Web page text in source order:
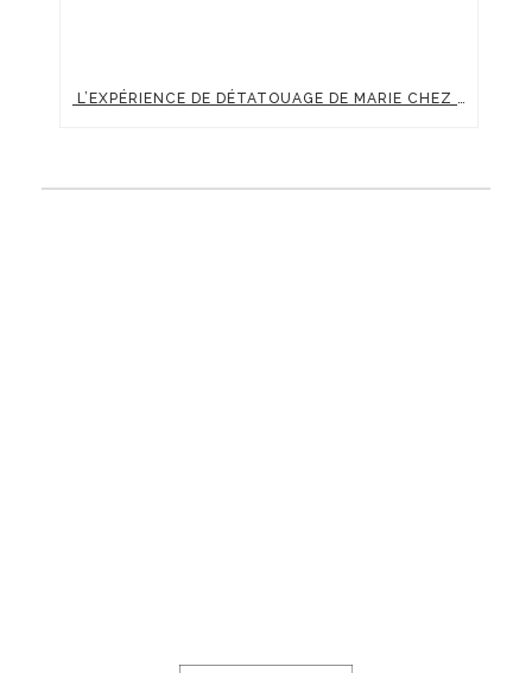
L’EXPÉRIENCE DE DÉTATOUAGE DE MARIE CHEZ CLINIC RENAISSANCE